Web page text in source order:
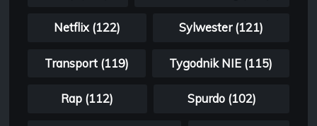
Netflix (122) Sylwester (121)
Transport (119) Tygodnik NIE (115)
Rap (112) Spurdo (102)